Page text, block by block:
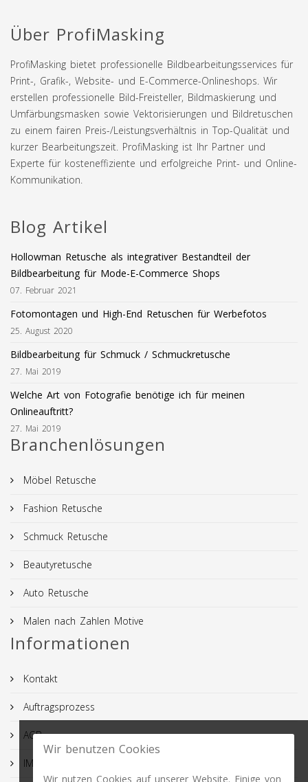
Über ProfiMasking
ProfiMasking bietet professionelle Bildbearbeitungsservices für
Print-, Grafik-, Website- und E-Commerce-Onlineshops. Wir
erstellen professionelle Bild-Freisteller, Bildmaskierung und
Umfärbungsmasken sowie Vektorisierungen und Bildretuschen
zu einem fairen Preis-/Leistungsverhältnis in Top-Qualität und
kurzer Bearbeitungszeit. ProfiMasking ist Ihr Partner und
Experte für kosteneffiziente und erfolgreiche Print- und Online-
Kommunikation.
Blog Artikel
Hollowman Retusche als integrativer Bestandteil der
Bildbearbeitung für Mode-E-Commerce Shops
07. Februar 2021
Fotomontagen und High-End Retuschen für Werbefotos
25. August 2020
Bildbearbeitung für Schmuck / Schmuckretusche
27. Mai 2019
Welche Art von Fotografie benötige ich für meinen
Onlineauftritt?
27. Mai 2019
Branchenlösungen
Möbel Retusche
Fashion Retusche
Schmuck Retusche
Beautyretusche
Auto Retusche
Malen nach Zahlen Motive
Informationen
Kontakt
Auftragsprozess
AGB
IMPRESSUM
Wir benutzen Cookies
Wir nutzen Cookies auf unserer Website. Einige von